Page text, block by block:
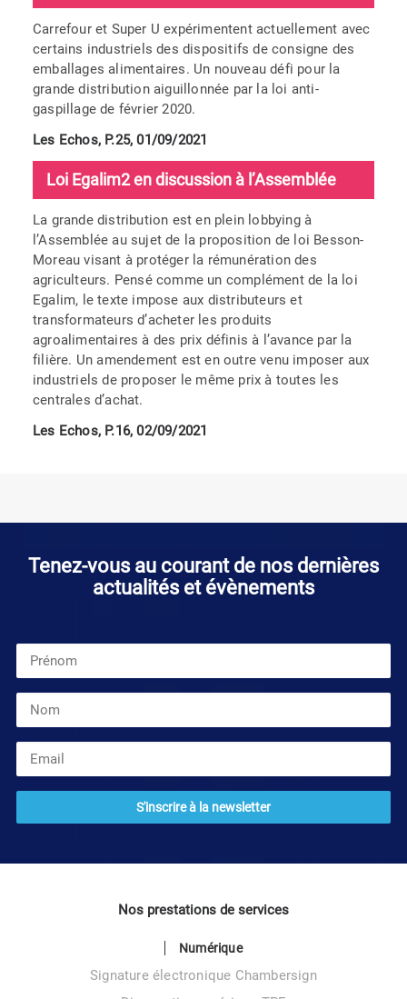
Carrefour et Super U expérimentent actuellement avec
certains industriels des dispositifs de consigne des
emballages alimentaires. Un nouveau défi pour la
grande distribution aiguillonnée par la loi anti-
gaspillage de février 2020.
Les Echos, P.25, 01/09/2021
Loi Egalim2 en discussion à l’Assemblée
La grande distribution est en plein lobbying à
l’Assemblée au sujet de la proposition de loi Besson-
Moreau visant à protéger la rémunération des
agriculteurs. Pensé comme un complément de la loi
Egalim, le texte impose aux distributeurs et
transformateurs d’acheter les produits
agroalimentaires à des prix définis à l’avance par la
filière. Un amendement est en outre venu imposer aux
industriels de proposer le même prix à toutes les
centrales d’achat.
Les Echos, P.16, 02/09/2021
Tenez-vous au courant de nos dernières
actualités et évènements
Nos prestations de services
Numérique
Signature électronique Chambersign